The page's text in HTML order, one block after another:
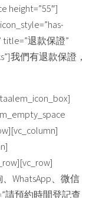
height=”55″]
title=”退款保證”
我們有退款保證，
WhatsApp、微信
請預約時間登記查